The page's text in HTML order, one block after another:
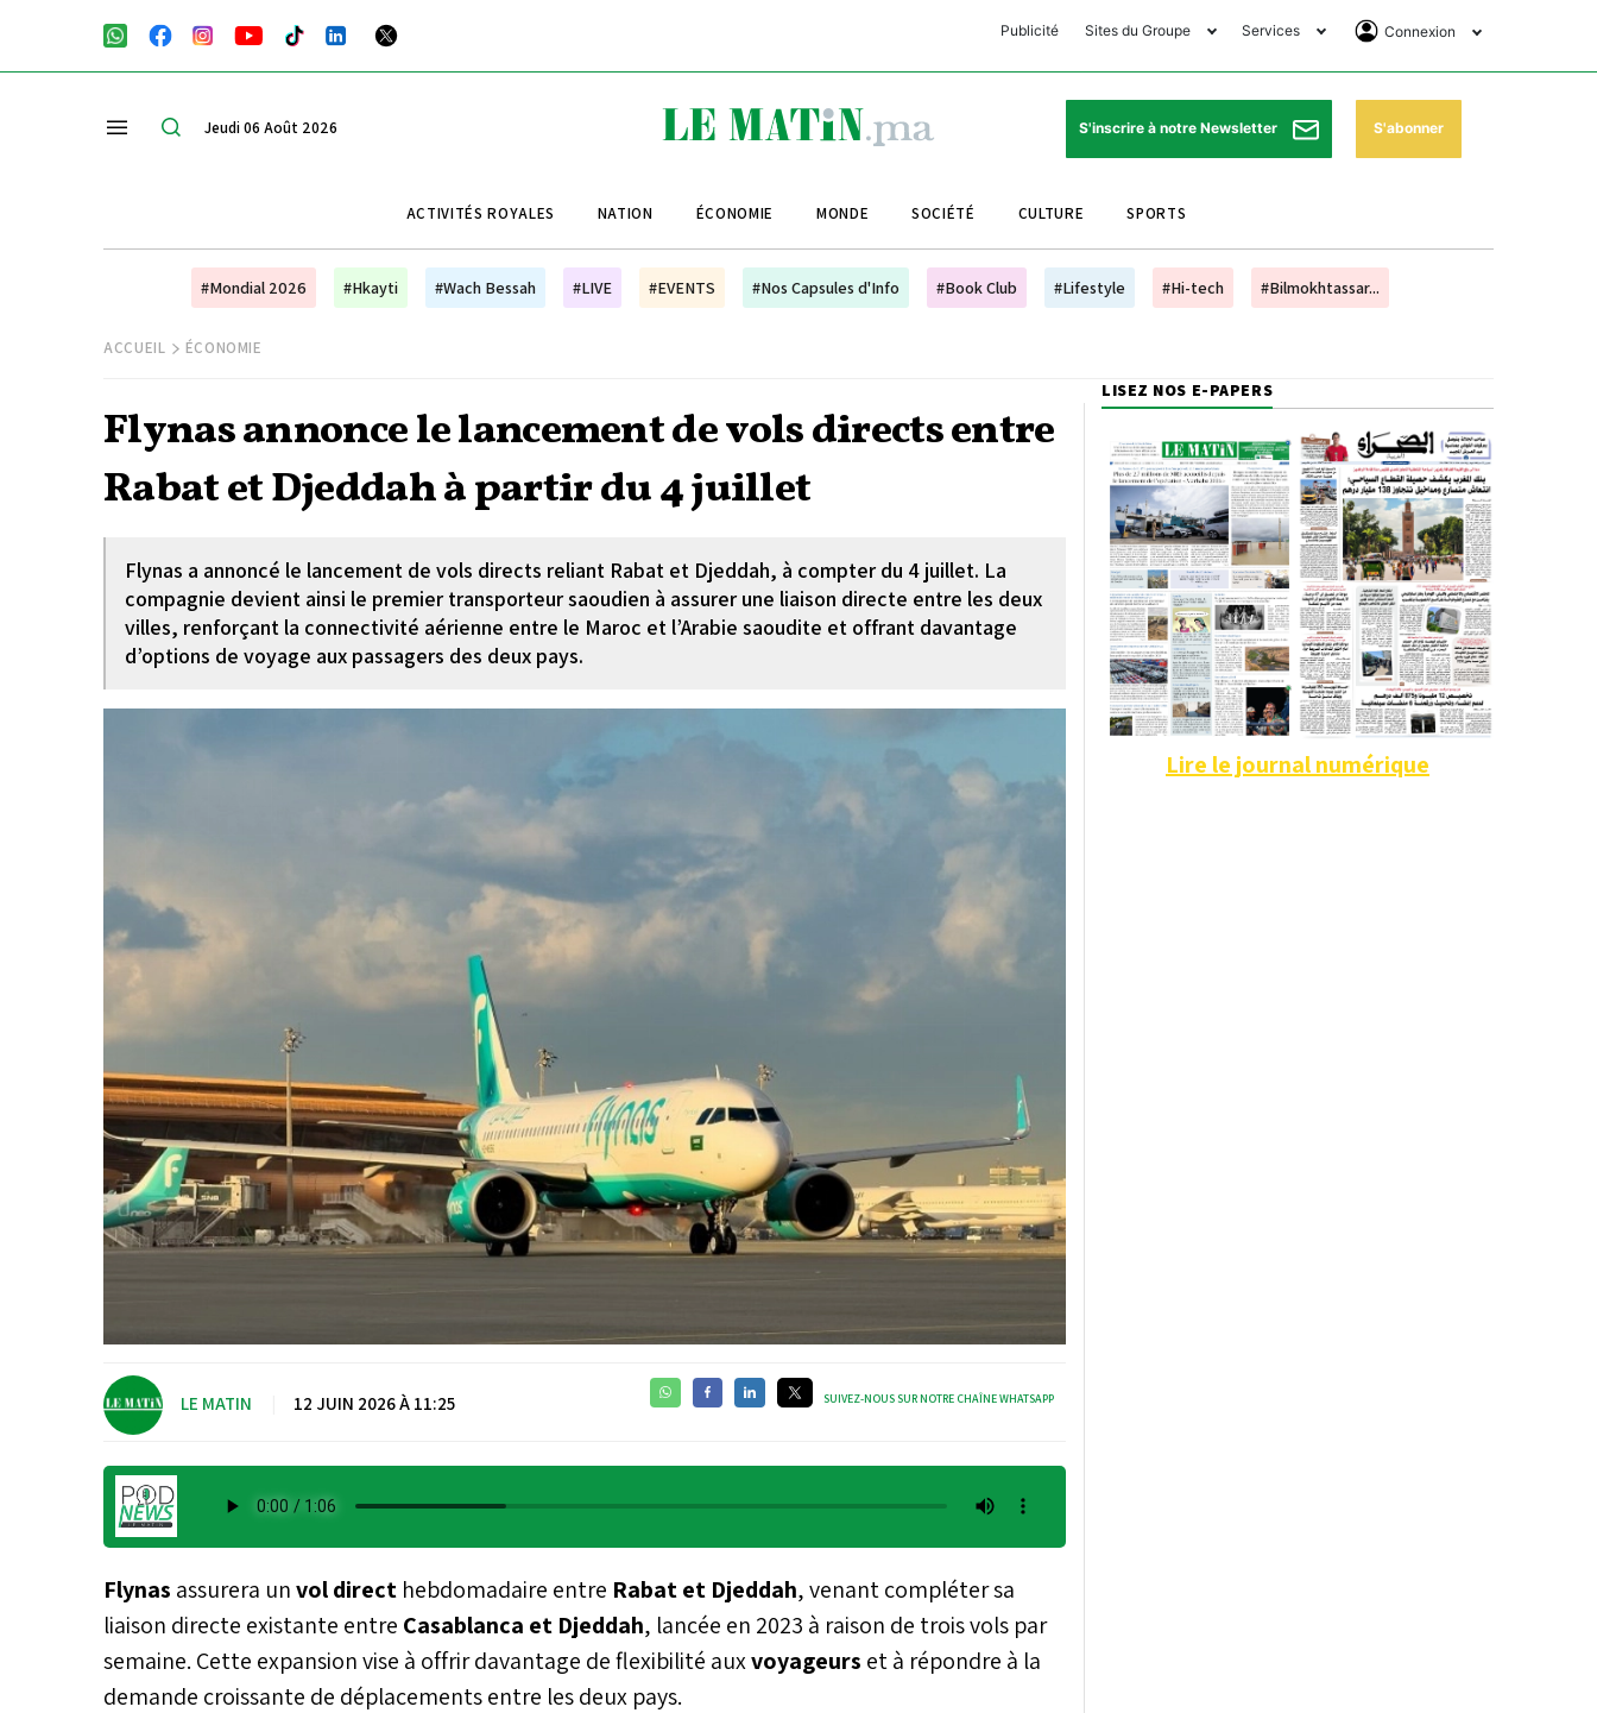
Publicité Sites du Groupe
Club Avantages
Le Matin Sports
Le Matin Store
Le Matin Annonces
Morocco Today Forum
Bookclub
Services
Horaires de prières
Pharmacies de garde
Programme TV
Cinéma
Connexion
Se Connecter
Abonnement
Jeudi 06 Août 2026 S'inscrire à notre Newsletter S'abonner
ACTIVITÉS ROYALES NATION ÉCONOMIE MONDE SOCIÉTÉ CULTURE SPORTS
#Mondial 2026 #Hkayti #Wach Bessah #LIVE #EVENTS #Nos Capsules d'Info #Book Club #Lifestyle #Hi-tech #Bilmokhtassar...
ACCUEIL ÉCONOMIE
Flynas annonce le lancement de vols directs entre
Rabat et Djeddah à partir du 4 juillet
Flynas a annoncé le lancement de vols directs reliant Rabat et Djeddah, à compter du 4 juillet. La
compagnie devient ainsi le premier transporteur saoudien à assurer une liaison directe entre les deux
villes, renforçant la connectivité aérienne entre le Maroc et l’Arabie saoudite et offrant davantage
d’options de voyage aux passagers des deux pays.
LE MATIN 12 JUIN 2026 À 11:25 SUIVEZ-NOUS SUR NOTRE CHAÎNE WHATSAPP
Flynas assurera unvol direct hebdomadaire entre Rabat et Djeddah, venant compléter sa
liaison directe existante entre Casablanca et Djeddah, lancée en 2023 à raison de trois vols par
semaine. Cette expansion vise à offrir davantage de flexibilité auxvoyageurs et à répondre à la
demande croissante de déplacements entre les deux pays.
LISEZ NOS E-PAPERS
Lire le journal numérique